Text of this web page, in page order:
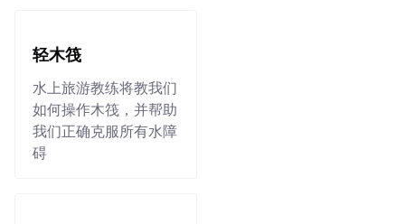
轻木筏
水上旅游教练将教我们
如何操作木筏，并帮助
我们正确克服所有水障
碍